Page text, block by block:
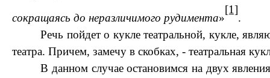
сокращаясь до неразличимого рудимента»
[1]
.
Речь пойдет о кукле театральной, кукле,
театра. Причем, замечу в скобках, - театральная
В данном случае остановимся на двух